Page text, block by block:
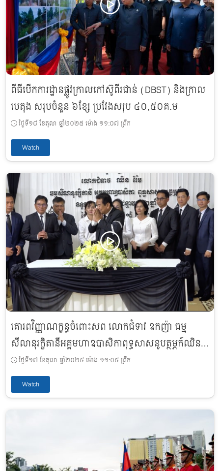
ពីធីបើកការដ្ឋានផ្លូវក្រាលកៅស៊ូពីរជាន់ (DBST) និងក្រាល
បេតុង សរុបចំនួន ៦ខ្សែ ប្រវែងសរុប ៤០,៥០គ.ម
ថ្ងៃទី១៨ ខែតុលា ឆ្នាំ២០២៥ ម៉ោង ១១:០៧ ព្រឹក
Watch
គោរពវិញ្ញាណក្ខន្ធចំពោះសព លោកជំទាវ ឧកញ៉ា ធម្ម
សីលានុរក្ខិតានីអគ្គមហាឧបាសិកាពុទ្ធសាសនូបត្ថម្ភក៍ឈិន
រ៉ែមថ្ងៃទី១៧ ខែតុលា ឆ្នាំ២០២៥ ម៉ោង ១១:០៥ ព្រឹក
Watch